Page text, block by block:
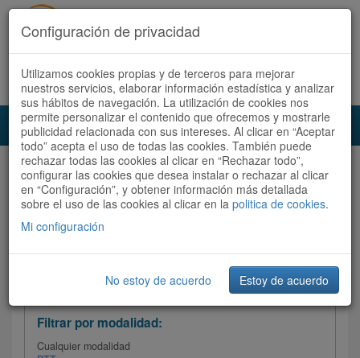
Acceder Registrate ahora Español | Català
Audioruta Todas las rutas
Todas las rutas Ordenar por:Más recientes
Filtrar las rutas
Filtrar por modalidad:
Cualquier modalidad
Configuración de privacidad
Utilizamos cookies propias y de terceros para mejorar
nuestros servicios, elaborar información estadística y analizar
sus hábitos de navegación. La utilización de cookies nos
permite personalizar el contenido que ofrecemos y mostrarle
publicidad relacionada con sus intereses. Al clicar en “Aceptar
todo” acepta el uso de todas las cookies. También puede
rechazar todas las cookies al clicar en “Rechazar todo”,
configurar las cookies que desea instalar o rechazar al clicar
en “Configuración”, y obtener información más detallada
sobre el uso de las cookies al clicar en la politica de cookies.
Mi configuración
No estoy de acuerdo Estoy de acuerdo